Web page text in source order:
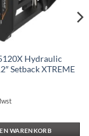
Hydraulic
Setback XTREME
WARENKORB